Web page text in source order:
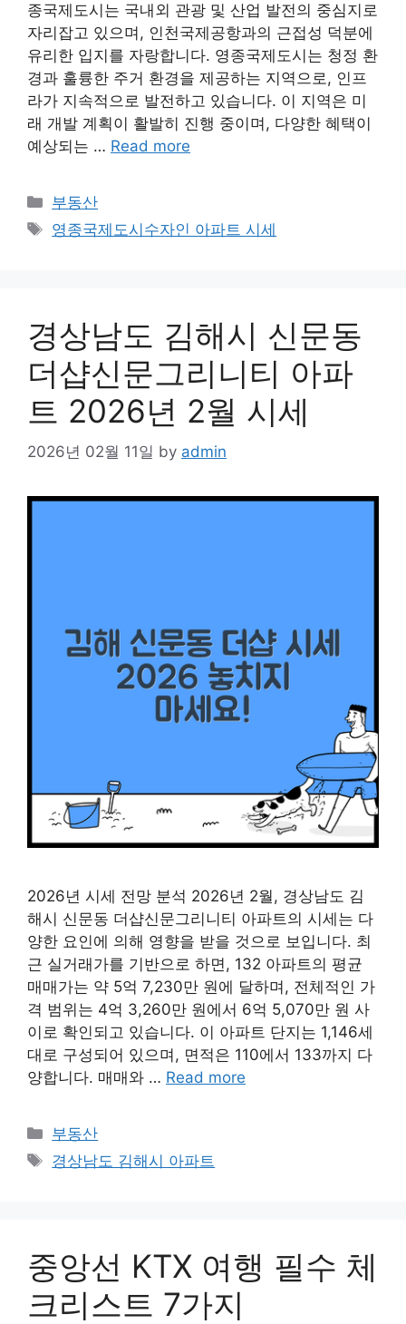
종국제도시는 국내외 관광 및 산업 발전의 중심지로
자리잡고 있으며, 인천국제공항과의 근접성 덕분에
유리한 입지를 자랑합니다. 영종국제도시는 청정 환
경과 훌륭한 주거 환경을 제공하는 지역으로, 인프
라가 지속적으로 발전하고 있습니다. 이 지역은 미
래 개발 계획이 활발히 진행 중이며, 다양한 혜택이
예상되는 … Read more
Categories
부동산
Tags
영종국제도시수자인 아파트 시세
경상남도 김해시 신문동
더샵신문그리니티 아파
트 2026년 2월 시세
2026년 02월 11일 by admin
2026년 시세 전망 분석 2026년 2월, 경상남도 김
해시 신문동 더샵신문그리니티 아파트의 시세는 다
양한 요인에 의해 영향을 받을 것으로 보입니다. 최
근 실거래가를 기반으로 하면, 132 아파트의 평균
매매가는 약 5억 7,230만 원에 달하며, 전체적인 가
격 범위는 4억 3,260만 원에서 6억 5,070만 원 사
이로 확인되고 있습니다. 이 아파트 단지는 1,146세
대로 구성되어 있으며, 면적은 110에서 133까지 다
양합니다. 매매와 … Read more
Categories
부동산
Tags
경상남도 김해시 아파트
중앙선 KTX 여행 필수 체
크리스트 7가지